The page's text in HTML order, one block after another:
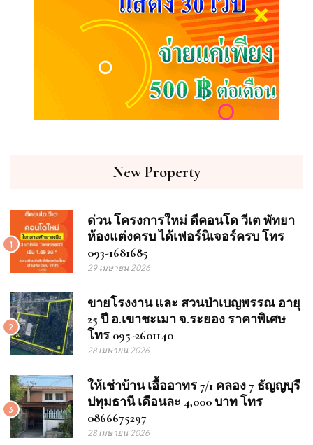
New Property
1
ด่วน โครงการใหม่ ดีคอนโด วีเต พัทยา
ห้องแต่งครบ ได้เฟอร์นิเจอร์ครบ โทร
093-1681685
29 เมษายน 2026
2
ขายโรงงาน และ สวนป่าเบญพรรณ อายุ
25 ปี อ.เขาชะเมา จ.ระยอง ราคาพิเศษ
โทร 095-2601140
28 เมษายน 2026
3
ให้เช่าบ้าน เอื้ออาทร 7/1 คลอง 7 ธัญญบุรี
ปทุมธานี เดือนละ 4,000 บาท โทร
0866675297
28 เมษายน 2026